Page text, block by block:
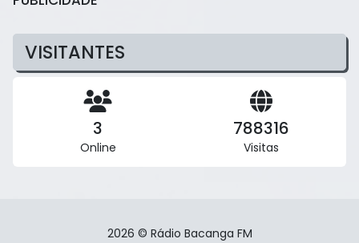
VISITANTES
3
Online
788316
Visitas
2026 © Rádio Bacanga FM